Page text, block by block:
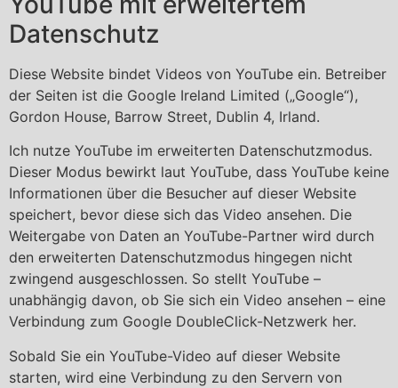
Datenschutz
Diese Website bindet Videos von YouTube ein. Betreiber
der Seiten ist die Google Ireland Limited („Google“),
Gordon House, Barrow Street, Dublin 4, Irland.
Ich nutze YouTube im erweiterten Datenschutzmodus.
Dieser Modus bewirkt laut YouTube, dass YouTube keine
Informationen über die Besucher auf dieser Website
speichert, bevor diese sich das Video ansehen. Die
Weitergabe von Daten an YouTube-Partner wird durch
den erweiterten Datenschutzmodus hingegen nicht
zwingend ausgeschlossen. So stellt YouTube –
unabhängig davon, ob Sie sich ein Video ansehen – eine
Verbindung zum Google DoubleClick-Netzwerk her.
Sobald Sie ein YouTube-Video auf dieser Website
starten, wird eine Verbindung zu den Servern von